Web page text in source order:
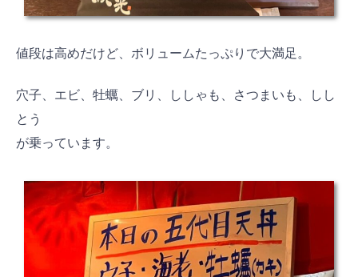
値段は高めだけど、ボリュームたっぷりで大満足。
穴子、エビ、牡蠣、ブリ、ししゃも、さつまいも、しし
とう
が乗っています。